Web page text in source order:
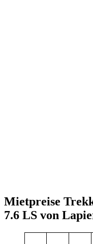
Mietpreise
7.6 LS von